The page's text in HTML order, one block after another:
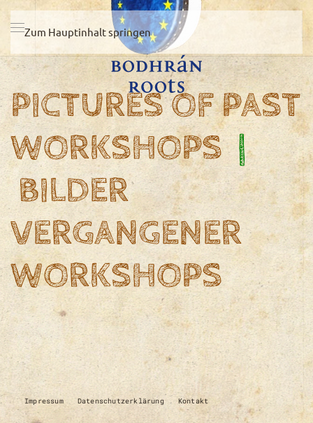
Zum Hauptinhalt springen
PICTURES OF PAST
WORKSHOPS|
BILDER
VERGANGENER
WORKSHOPS
Impressum Datenschutzerklärung Kontakt